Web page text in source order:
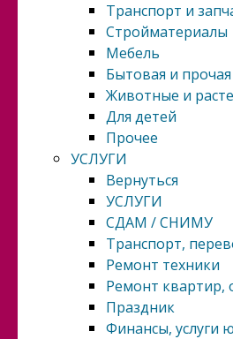
Транспорт и
Стройматериалы
Мебель
Бытовая и
Животные и
Для детей
Прочее
УСЛУГИ
Вернуться
УСЛУГИ
СДАМ / СНИМУ
Транспорт,
Ремонт техники
Ремонт квартир,
Праздник
Финансы, услуги